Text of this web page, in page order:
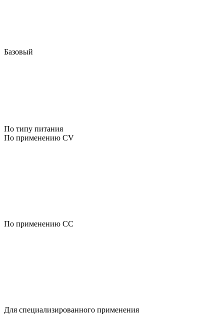
Базовый
По типу питания
По применению CV
По применению CC
Для специализированного применения